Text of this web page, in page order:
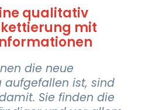
qualitativ
mit
die neue
aufgefallen ist, sind
Sie finden die